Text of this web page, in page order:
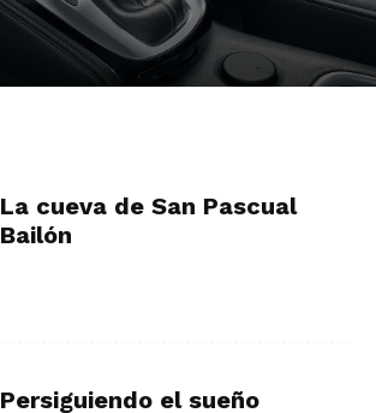
La cueva de San Pascual
Bailón
Persiguiendo el sueño